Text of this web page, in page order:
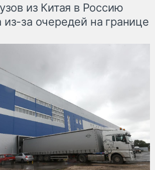
из Китая в Россию
за очередей на границе